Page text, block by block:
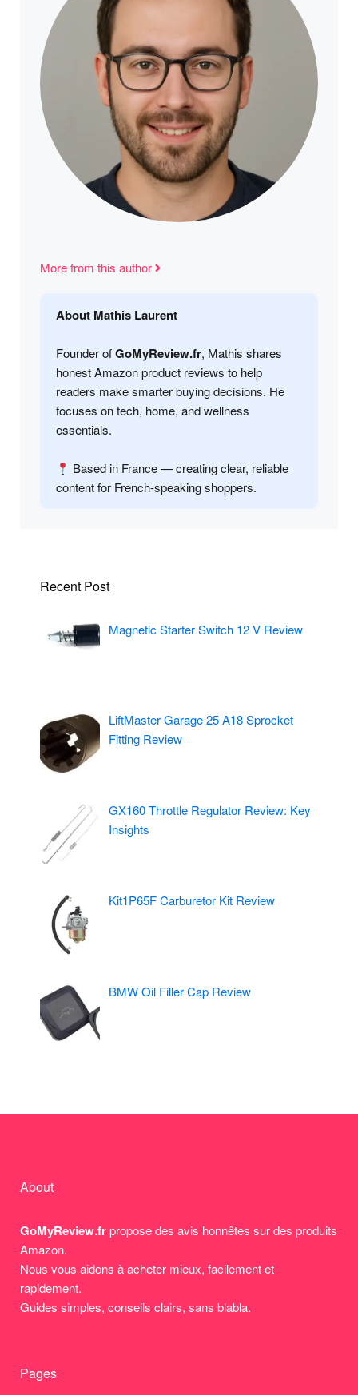
More from this author
About Mathis Laurent
Founder ofGoMyReview.fr, Mathis shares
honest Amazon product reviews to help
readers make smarter buying decisions. He
focuses on tech, home, and wellness
essentials.
Based in France — creating clear, reliable
content for French-speaking shoppers.
Recent Post
Magnetic Starter Switch 12 V Review
LiftMaster Garage 25 A18 Sprocket
Fitting Review
GX160 Throttle Regulator Review: Key
Insights
Kit1P65F Carburetor Kit Review
BMW Oil Filler Cap Review
About
GoMyReview.frpropose des avis honnêtes sur des produits
Amazon.
Nous vous aidons à acheter mieux, facilement et
rapidement.
Guides simples, conseils clairs, sans blabla.
Pages